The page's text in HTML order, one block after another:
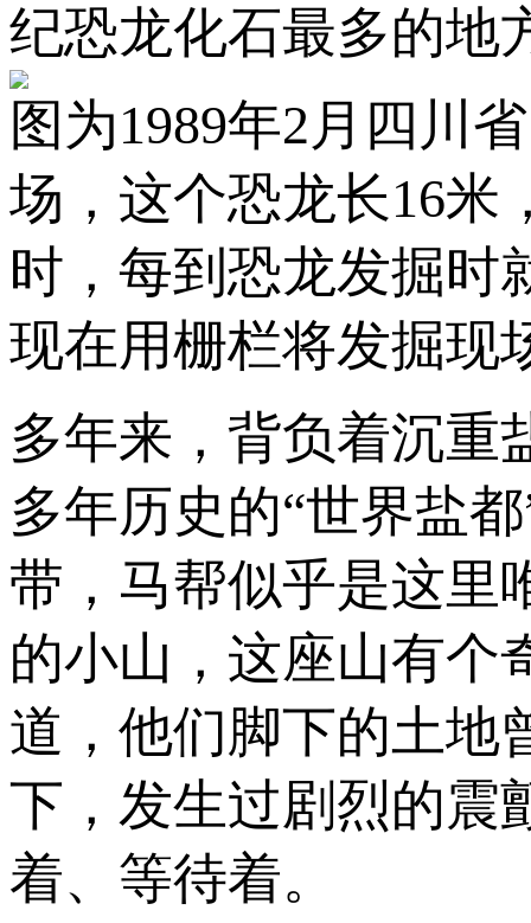
纪恐龙化石最多的地
图为1989年2月四川
场，这个恐龙长16米
时，每到恐龙发掘时
现在用栅栏将发掘现
多年来，背负着沉重
多年历史的“世界盐
带，马帮似乎是这里
的小山，这座山有个
道，他们脚下的土地
下，发生过剧烈的震
着、等待着。